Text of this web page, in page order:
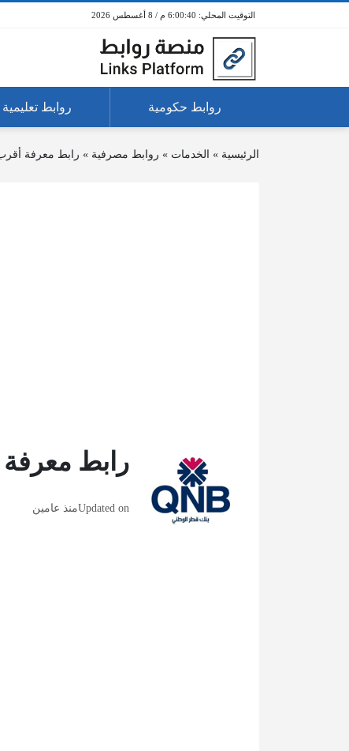
6:00:40 م / 8 أغسطس 2026
روابط حكومية روابط تعليمية
الرئيسية » الخدمات » روابط مصرفية » رابط معرفة
رابط
Updated onمنذ عامين